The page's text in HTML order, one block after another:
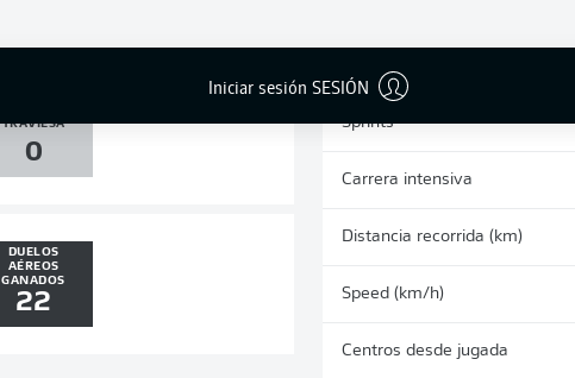
Iniciar sesión SESIÓN
TRAVIESA
0
DUELOS
AÉREOS
GANADOS
22
Sprints
Carrera intensiva
Distancia recorrida (km)
Speed (km/h)
Centros desde jugada